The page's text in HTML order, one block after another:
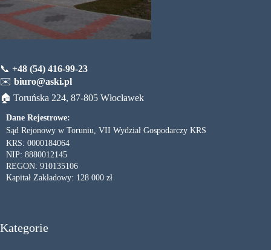
📞 +48 (54) 416-99-23
✉️ biuro@aski.pl
🏠 Toruńska 224, 87-805 Włocławek
Dane Rejestrowe:
Sąd Rejonowy w Toruniu, VII Wydział Gospodarczy KRS
KRS: 0000184064
NIP: 8880012145
REGON: 910135106
Kapitał Zakładowy: 128 000 zł
Kategorie